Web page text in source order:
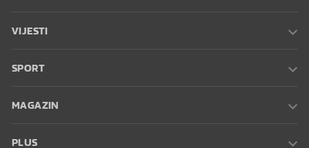
VIJESTI
SPORT
MAGAZIN
PLUS